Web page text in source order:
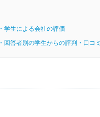
・学生による会社の評価
・回答者別の学生からの評判・口コミ